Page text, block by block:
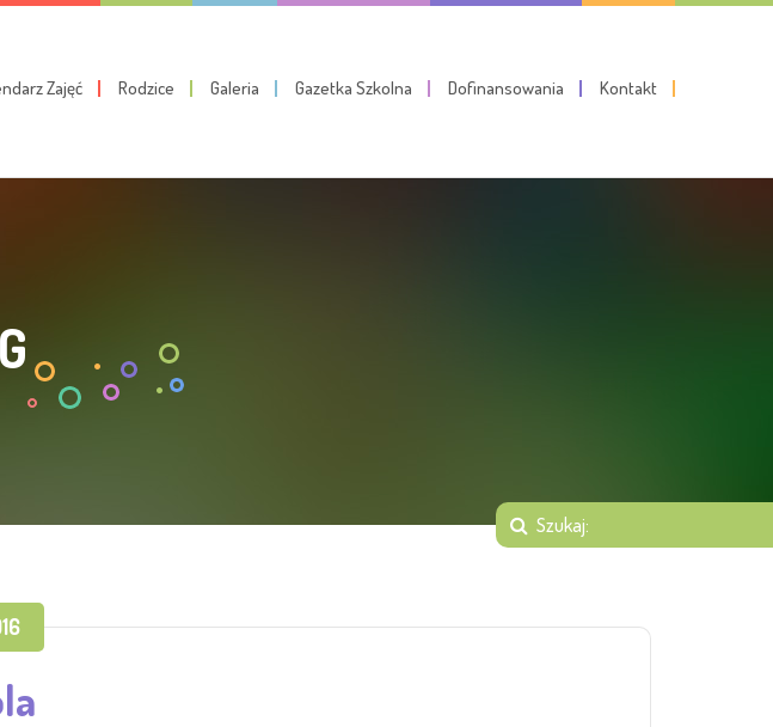
Zajęć Rodzice Galeria Gazetka Szkolna Dofinansowania Kontakt